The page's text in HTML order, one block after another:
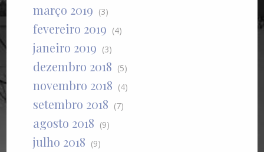
março 2019 (3)
fevereiro 2019 (4)
janeiro 2019 (3)
dezembro 2018 (5)
novembro 2018 (4)
setembro 2018 (7)
agosto 2018 (9)
julho 2018 (9)